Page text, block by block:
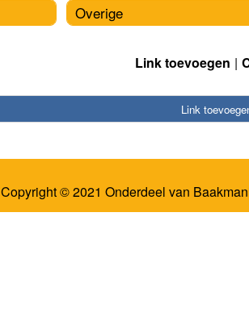
Overige
Link toevoegen
Link
Copyright © 2021 Onderdeel van